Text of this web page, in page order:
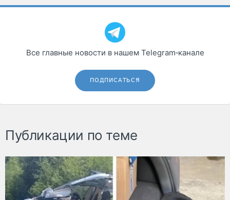
Все главные новости в нашем Telegram‑канале
ПОДПИСАТЬСЯ
Публикации по теме